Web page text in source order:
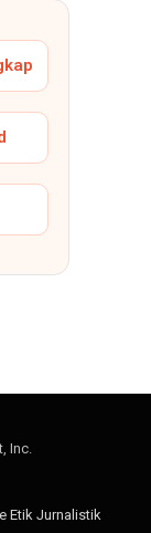
Inc.
Etik Jurnalistik